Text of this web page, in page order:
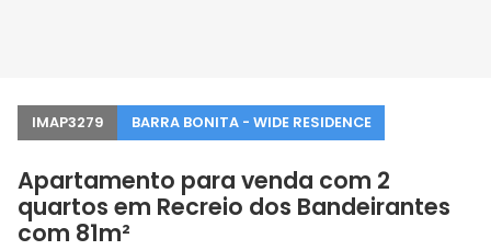
IMAP3279 BARRA BONITA - WIDE RESIDENCE
Apartamento para venda com 2
quartos em Recreio dos Bandeirantes
com 81m²